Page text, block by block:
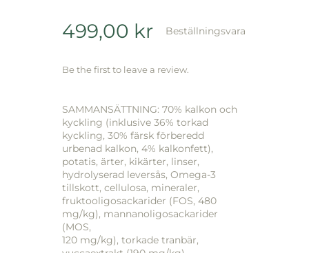
499,00 kr Beställningsvara
Be the first to leave a review.
SAMMANSÄTTNING: 70% kalkon och
kyckling (inklusive 36% torkad
kyckling, 30% färsk förberedd
urbenad kalkon, 4% kalkonfett),
potatis, ärter, kikärter, linser,
hydrolyserad leversås, Omega-3
tillskott, cellulosa, mineraler,
fruktooligosackarider (FOS, 480
mg/kg), mannanoligosackarider
(MOS,
120 mg/kg), torkade tranbär,